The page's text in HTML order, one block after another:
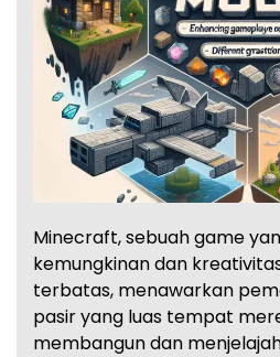
Minecraft, sebuah game
kemungkinan dan
terbatas, menawarkan
pasir yang luas tempat
membangun dan